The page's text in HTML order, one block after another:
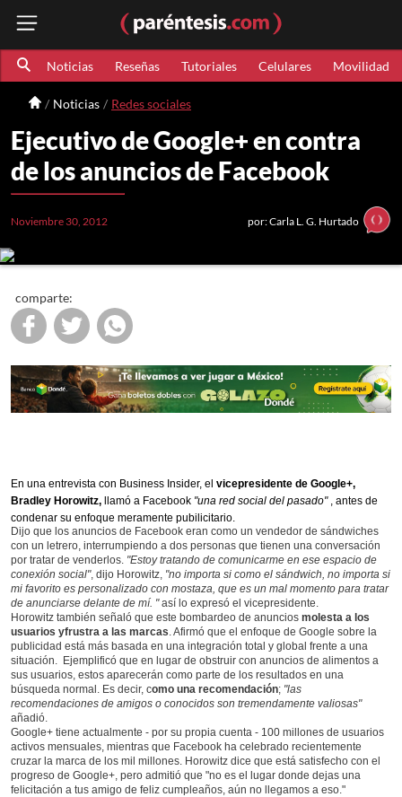
Noticias Reseñas Tutoriales Celulares Movilidad
Noticias Redes sociales
Ejecutivo de Google+ en contra
de los anuncios de Facebook
Noviembre 30, 2012 por: Carla L. G. Hurtado
comparte:
En una entrevista con Business Insider, el vicepresidente de Google+,
Bradley Horowitz, llamó a Facebook "una red social del pasado", antes de
condenar su enfoque meramente pubilicitario.
Dijo que los anuncios de Facebook eran como un vendedor de sándwiches
con un letrero, interrumpiendo a dos personas que tienen una conversación
por tratar de venderlos. "Estoy tratando de comunicarme en ese espacio de
conexión social", dijo Horowitz, "no importa si como el sándwich, no importa si
mi favorito es personalizado con mostaza, que es un mal momento para tratar
de anunciarse delante de mí. "así lo expresó el vicepresidente.
Horowitz también señaló que este bombardeo de anuncios molesta a los
usuarios yfrustra a las marcas . Afirmó que el enfoque de Google sobre la
publicidad está más basada en una integración total y global frente a una
situación. Ejemplificó que en lugar de obstruir con anuncios de alimentos a
sus usuarios, estos aparecerán como parte de los resultados en una
búsqueda normal. Es decir, como una recomendación; "las
recomendaciones de amigos o conocidos son tremendamente valiosas"
añadió.
Google+ tiene actualmente - por su propia cuenta - 100 millones de usuarios
activos mensuales, mientras que Facebook ha celebrado recientemente
cruzar la marca de los mil millones. Horowitz dice que está satisfecho con el
progreso de Google+, pero admitió que "no es el lugar donde dejas una
felicitación a tus amigo de feliz cumpleaños, aún no llegamos a eso."